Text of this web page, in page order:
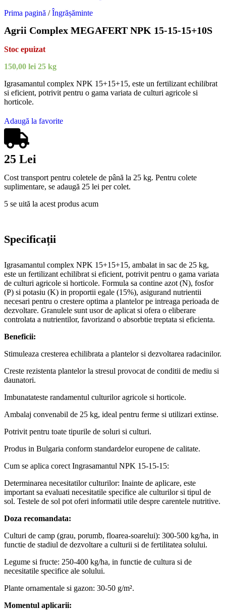
Prima pagină / Îngrășăminte
Agrii Complex MEGAFERT NPK 15-15-15+10S
Stoc epuizat
150,00 lei 25 kg
Igrasamantul complex NPK 15+15+15, este un fertilizant echilibrat
si eficient, potrivit pentru o gama variata de culturi agricole si
horticole.
Adaugă la favorite
25 Lei
Cost transport pentru coletele de până la 25 kg. Pentru colete
suplimentare, se adaugă 25 lei per colet.
5 se uită la acest produs acum
Specificații
Igrasamantul complex NPK 15+15+15, ambalat in sac de 25 kg,
este un fertilizant echilibrat si eficient, potrivit pentru o gama variata
de culturi agricole si horticole. Formula sa contine azot (N), fosfor
(P) si potasiu (K) in proportii egale (15%), asigurand nutrientii
necesari pentru o crestere optima a plantelor pe intreaga perioada de
dezvoltare. Granulele sunt usor de aplicat si ofera o eliberare
controlata a nutrientilor, favorizand o absorbtie treptata si eficienta.
Beneficii:
Stimuleaza cresterea echilibrata a plantelor si dezvoltarea radacinilor.
Creste rezistenta plantelor la stresul provocat de conditii de mediu si
daunatori.
Imbunatateste randamentul culturilor agricole si horticole.
Ambalaj convenabil de 25 kg, ideal pentru ferme si utilizari extinse.
Potrivit pentru toate tipurile de soluri si culturi.
Produs in Bulgaria conform standardelor europene de calitate.
Cum se aplica corect Ingrasamantul NPK 15-15-15:
Determinarea necesitatilor culturilor: Inainte de aplicare, este
important sa evaluati necesitatile specifice ale culturilor si tipul de
sol. Testele de sol pot oferi informatii utile despre carentele nutritive.
Doza recomandata:
Culturi de camp (grau, porumb, floarea-soarelui): 300-500 kg/ha, in
functie de stadiul de dezvoltare a culturii si de fertilitatea solului.
Legume si fructe: 250-400 kg/ha, in functie de cultura si de
necesitatile specifice ale solului.
Plante ornamentale si gazon: 30-50 g/m².
Momentul aplicarii: